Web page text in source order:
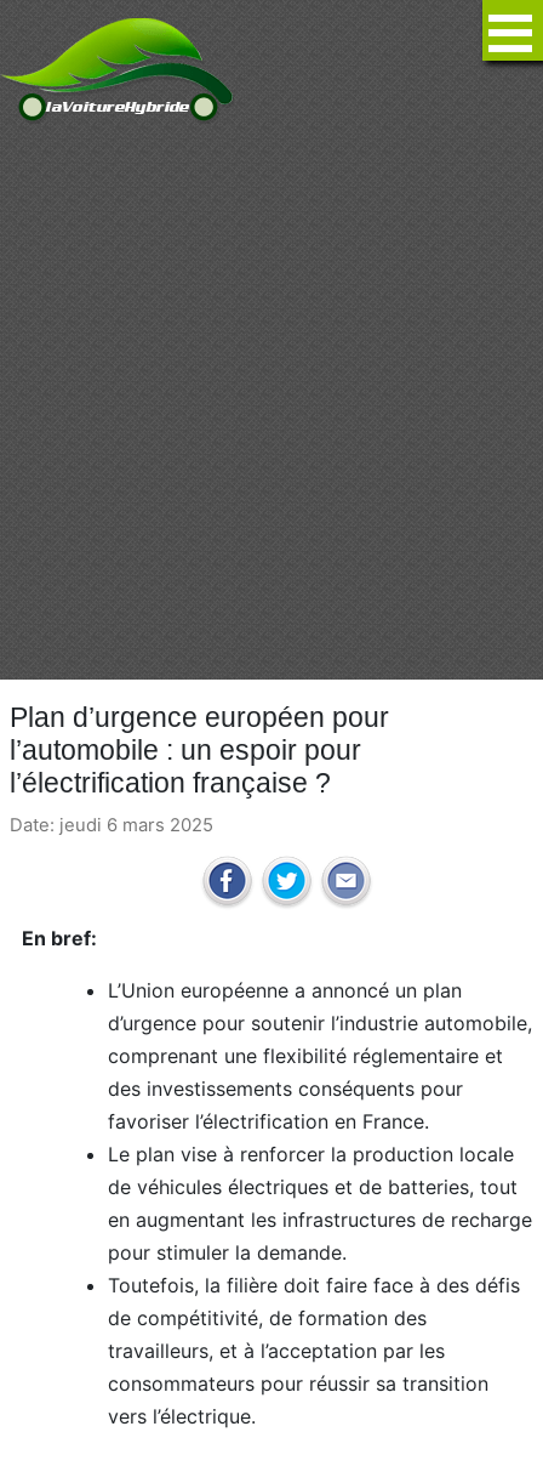
Plan d’urgence européen pour
l’automobile : un espoir pour
l’électrification française ?
Date: jeudi 6 mars 2025
En bref:
L’Union européenne a annoncé un plan
d’urgence pour soutenir l’industrie automobile,
comprenant une flexibilité réglementaire et
des investissements conséquents pour
favoriser l’électrification en France.
Le plan vise à renforcer la production locale
de véhicules électriques et de batteries, tout
en augmentant les infrastructures de recharge
pour stimuler la demande.
Toutefois, la filière doit faire face à des défis
de compétitivité, de formation des
travailleurs, et à l’acceptation par les
consommateurs pour réussir sa transition
vers l’électrique.